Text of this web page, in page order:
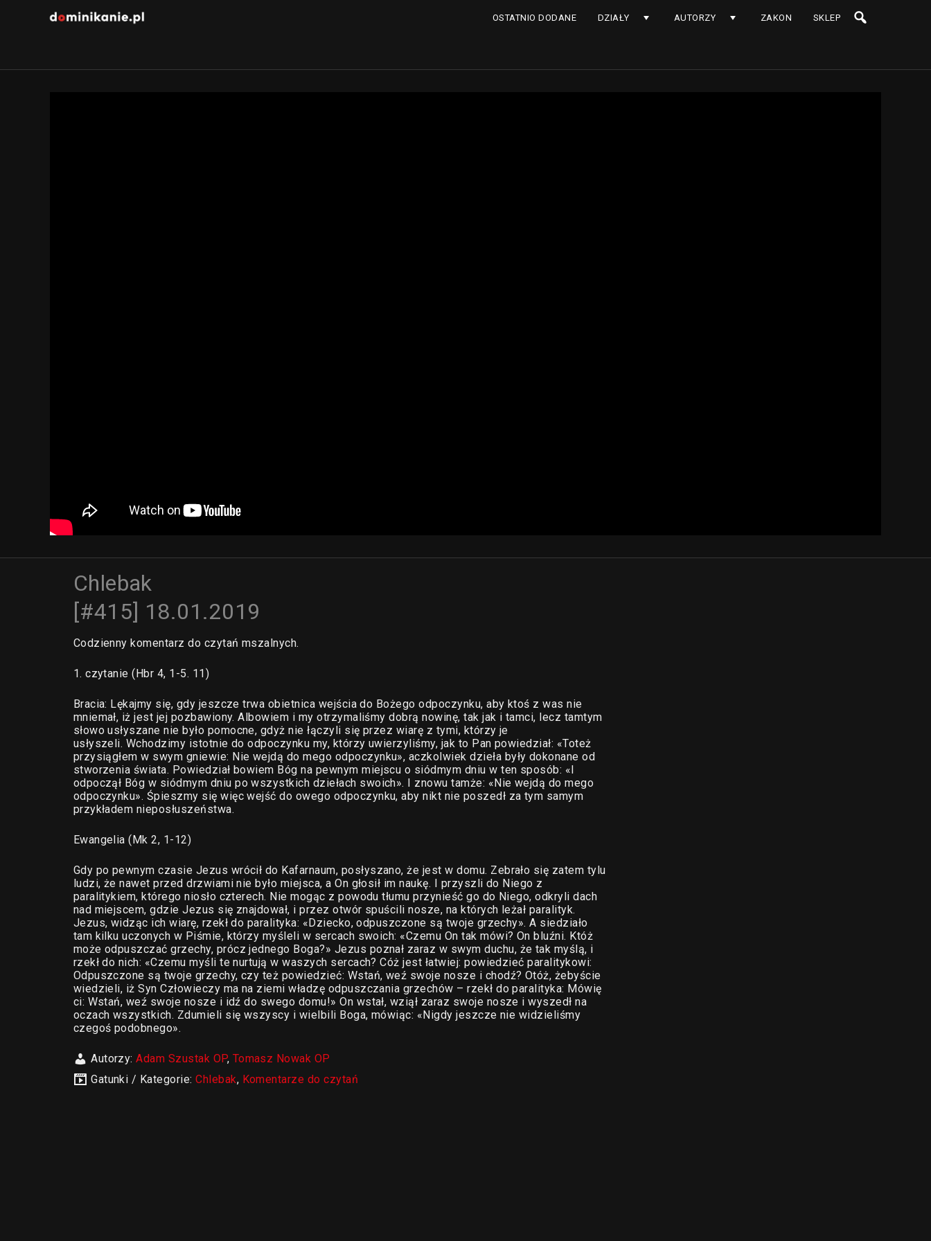
OSTATNIO DODANE DZIAŁY AUTORZY ZAKON SKLEP
Chlebak
[#415] 18.01.2019
Codzienny komentarz do czytań mszalnych.
1. czytanie (Hbr 4, 1-5. 11)
Bracia: Lękajmy się, gdy jeszcze trwa obietnica wejścia do Bożego odpoczynku, aby ktoś z was nie
mniemał, iż jest jej pozbawiony. Albowiem i my otrzymaliśmy dobrą nowinę, tak jak i tamci, lecz tamtym
słowo usłyszane nie było pomocne, gdyż nie łączyli się przez wiarę z tymi, którzy je
usłyszeli. Wchodzimy istotnie do odpoczynku my, którzy uwierzyliśmy, jak to Pan powiedział: «Toteż
przysiągłem w swym gniewie: Nie wejdą do mego odpoczynku», aczkolwiek dzieła były dokonane od
stworzenia świata. Powiedział bowiem Bóg na pewnym miejscu o siódmym dniu w ten sposób: «I
odpoczął Bóg w siódmym dniu po wszystkich dziełach swoich». I znowu tamże: «Nie wejdą do mego
odpoczynku». Śpieszmy się więc wejść do owego odpoczynku, aby nikt nie poszedł za tym samym
przykładem nieposłuszeństwa.
Ewangelia (Mk 2, 1-12)
Gdy po pewnym czasie Jezus wrócił do Kafarnaum, posłyszano, że jest w domu. Zebrało się zatem tylu
ludzi, że nawet przed drzwiami nie było miejsca, a On głosił im naukę. I przyszli do Niego z
paralitykiem, którego niosło czterech. Nie mogąc z powodu tłumu przynieść go do Niego, odkryli dach
nad miejscem, gdzie Jezus się znajdował, i przez otwór spuścili nosze, na których leżał paralityk.
Jezus, widząc ich wiarę, rzekł do paralityka: «Dziecko, odpuszczone są twoje grzechy». A siedziało
tam kilku uczonych w Piśmie, którzy myśleli w sercach swoich: «Czemu On tak mówi? On bluźni. Któż
może odpuszczać grzechy, prócz jednego Boga?» Jezus poznał zaraz w swym duchu, że tak myślą, i
rzekł do nich: «Czemu myśli te nurtują w waszych sercach? Cóż jest łatwiej: powiedzieć paralitykowi:
Odpuszczone są twoje grzechy, czy też powiedzieć: Wstań, weź swoje nosze i chodź? Otóż, żebyście
wiedzieli, iż Syn Człowieczy ma na ziemi władzę odpuszczania grzechów – rzekł do paralityka: Mówię
ci: Wstań, weź swoje nosze i idź do swego domu!» On wstał, wziął zaraz swoje nosze i wyszedł na
oczach wszystkich. Zdumieli się wszyscy i wielbili Boga, mówiąc: «Nigdy jeszcze nie widzieliśmy
czegoś podobnego».
Autorzy:Adam Szustak OP, Tomasz Nowak OP
Gatunki / Kategorie:Chlebak, Komentarze do czytań